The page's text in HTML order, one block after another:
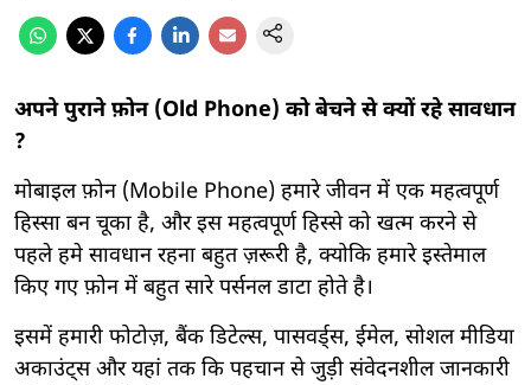
अपने पुराने फ़ोन (Old Phone) को बेचने से क्यों रहे सावधान
?
मोबाइल फ़ोन (Mobile Phone) हमारे जीवन में एक महत्वपूर्ण
हिस्सा बन चूका है, और इस महत्वपूर्ण हिस्से को खत्म करने से
पहले हमे सावधान रहना बहुत ज़रूरी है, क्योकि हमारे इस्तेमाल
किए गए फ़ोन में बहुत सारे पर्सनल डाटा होते है।
इसमें हमारी फोटोज़, बैंक डिटेल्स, पासवर्ड्स, ईमेल, सोशल मीडिया
अकाउंट्स और यहां तक कि पहचान से जुड़ी संवेदनशील जानकारी